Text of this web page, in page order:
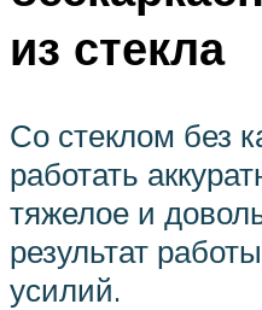
из стекла
Со стеклом без
работать
тяжелое и
результат
усилий.